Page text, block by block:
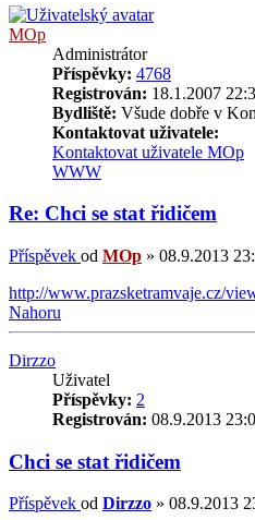
MOp
Administrátor
Příspěvky: 4768
Registrován: 18.1.2007
Bydliště: Všude dobře v
Kontaktovat uživatele:
Kontaktovat uživatele MOp
WWW
Re: Chci se stat řidičem
Příspěvek od MOp » 08.9.2013
http://www.prazsketramvaje.cz/
Nahoru
Dirzzo
Uživatel
Příspěvky: 2
Registrován: 08.9.2013
Chci se stat řidičem
Příspěvek od Dirzzo » 08.9.2013